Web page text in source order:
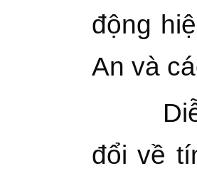
động
An và
đổi về